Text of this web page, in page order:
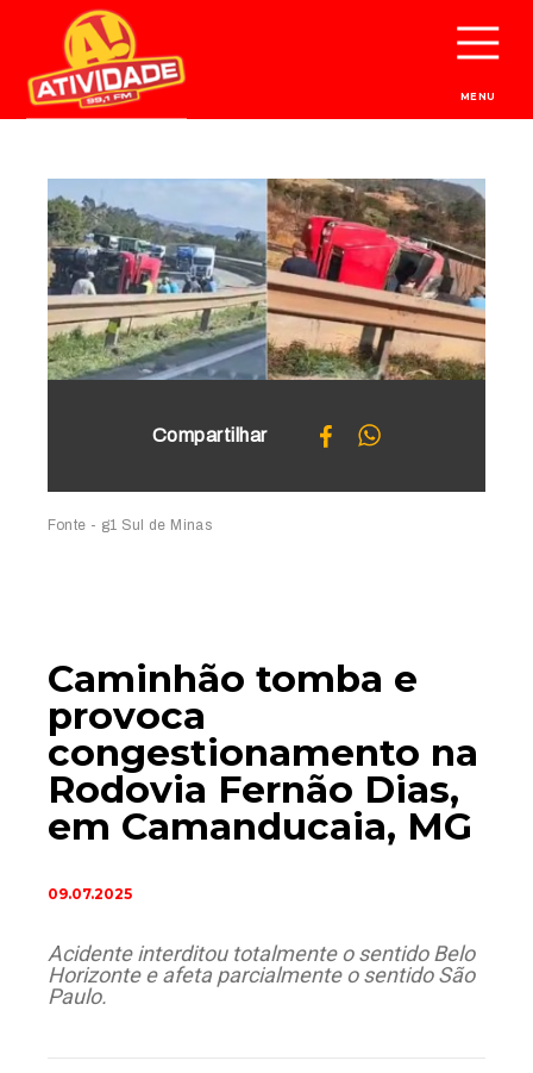
MENU
Caminhão tomba e
provoca
congestionamento na
Rodovia Fernão Dias,
em Camanducaia, MG
09.07.2025
Acidente interditou totalmente o sentido Belo
Horizonte e afeta parcialmente o sentido São
Paulo.
Compartilhar
Fonte - g1 Sul de Minas